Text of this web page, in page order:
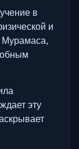
в
и
Мурамаса,
эту